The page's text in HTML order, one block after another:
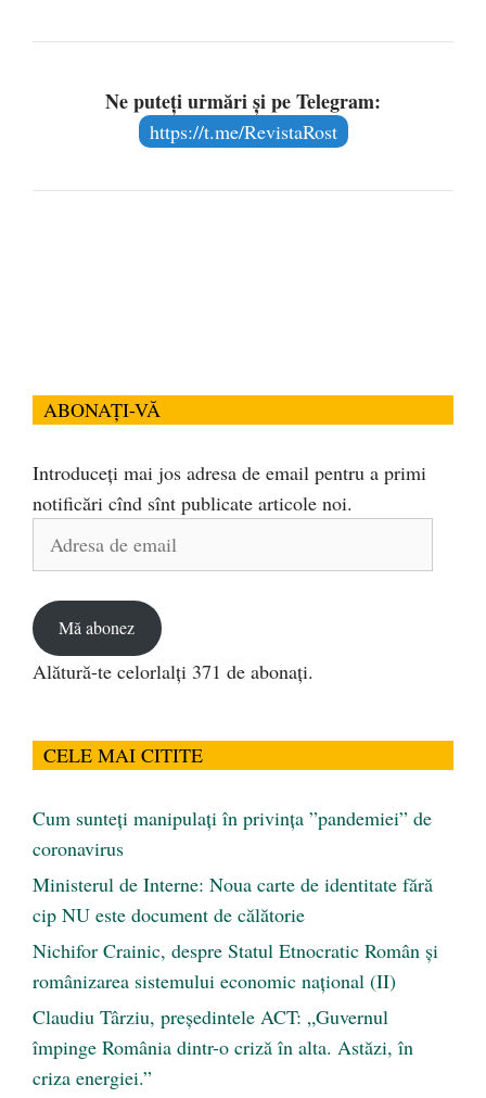
Ne puteți urmări și pe Telegram:
https://t.me/RevistaRost
ABONAȚI-VĂ
Introduceți mai jos adresa de email pentru a primi
notificări cînd sînt publicate articole noi.
Mă abonez
Alătură-te celorlalți 371 de abonați.
CELE MAI CITITE
Cum sunteți manipulați în privința ”pandemiei” de
coronavirus
Ministerul de Interne: Noua carte de identitate fără
cip NU este document de călătorie
Nichifor Crainic, despre Statul Etnocratic Român şi
românizarea sistemului economic naţional (II)
Claudiu Târziu, președintele ACT: „Guvernul
împinge România dintr-o criză în alta. Astăzi, în
criza energiei.”